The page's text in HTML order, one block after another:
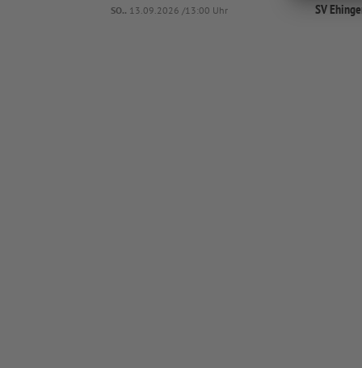
SO.. 13.09.2026 /13:00 Uhr SV